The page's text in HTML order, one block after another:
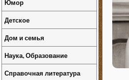
Юмор
Детское
Дом и семья
Наука, Образование
Справочная литература